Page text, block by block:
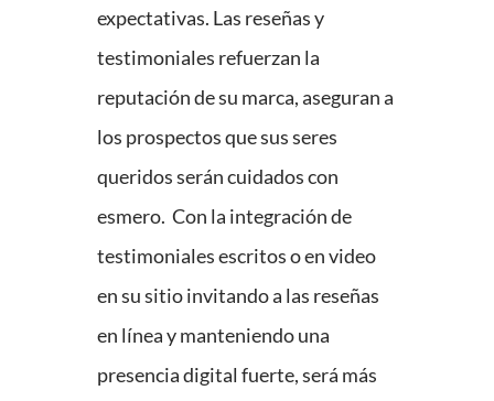
expectativas. Las reseñas y
testimoniales refuerzan la
reputación de su marca, aseguran a
los prospectos que sus seres
queridos serán cuidados con
esmero. Con la integración de
testimoniales escritos o en video
en su sitio invitando a las reseñas
en línea y manteniendo una
presencia digital fuerte, será más